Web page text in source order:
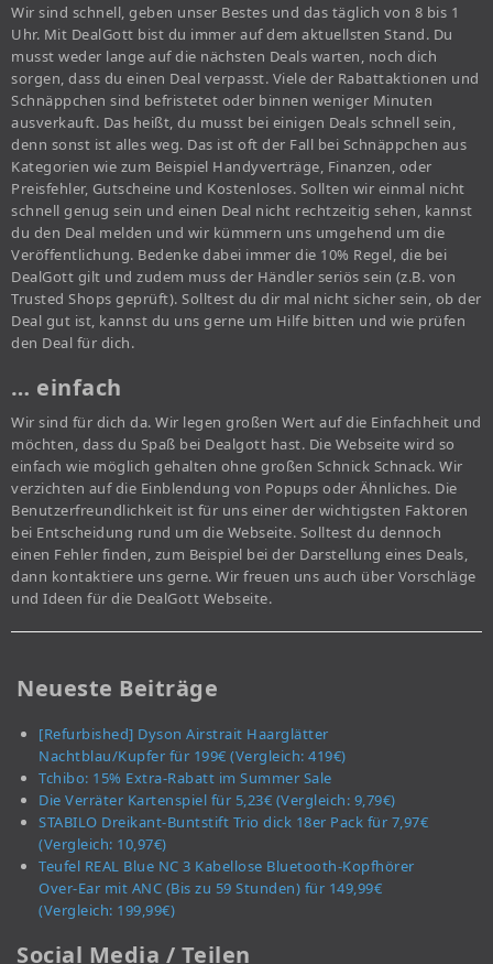
Wir sind schnell, geben unser Bestes und das täglich von 8 bis 1
Uhr. Mit DealGott bist du immer auf dem aktuellsten Stand. Du
musst weder lange auf die nächsten Deals warten, noch dich
sorgen, dass du einen Deal verpasst. Viele der Rabattaktionen und
Schnäppchen sind befristetet oder binnen weniger Minuten
ausverkauft. Das heißt, du musst bei einigen Deals schnell sein,
denn sonst ist alles weg. Das ist oft der Fall bei Schnäppchen aus
Kategorien wie zum Beispiel Handyverträge, Finanzen, oder
Preisfehler, Gutscheine und Kostenloses. Sollten wir einmal nicht
schnell genug sein und einen Deal nicht rechtzeitig sehen, kannst
du den Deal melden und wir kümmern uns umgehend um die
Veröffentlichung. Bedenke dabei immer die 10% Regel, die bei
DealGott gilt und zudem muss der Händler seriös sein (z.B. von
Trusted Shops geprüft). Solltest du dir mal nicht sicher sein, ob der
Deal gut ist, kannst du uns gerne um Hilfe bitten und wie prüfen
den Deal für dich.
… einfach
Wir sind für dich da. Wir legen großen Wert auf die Einfachheit und
möchten, dass du Spaß bei Dealgott hast. Die Webseite wird so
einfach wie möglich gehalten ohne großen Schnick Schnack. Wir
verzichten auf die Einblendung von Popups oder Ähnliches. Die
Benutzerfreundlichkeit ist für uns einer der wichtigsten Faktoren
bei Entscheidung rund um die Webseite. Solltest du dennoch
einen Fehler finden, zum Beispiel bei der Darstellung eines Deals,
dann kontaktiere uns gerne. Wir freuen uns auch über Vorschläge
und Ideen für die DealGott Webseite.
Neueste Beiträge
[Refurbished] Dyson Airstrait Haarglätter
Nachtblau/Kupfer für 199€ (Vergleich: 419€)
Tchibo: 15% Extra-Rabatt im Summer Sale
Die Verräter Kartenspiel für 5,23€ (Vergleich: 9,79€)
STABILO Dreikant-Buntstift Trio dick 18er Pack für 7,97€
(Vergleich: 10,97€)
Teufel REAL Blue NC 3 Kabellose Bluetooth-Kopfhörer
Over-Ear mit ANC (Bis zu 59 Stunden) für 149,99€
(Vergleich: 199,99€)
Social Media / Teilen